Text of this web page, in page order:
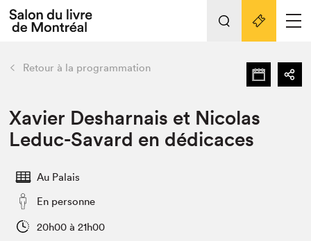
Tout sur l'édition 2022
Actualités
Club de lecture Braindate
retour Nos activités
Édition 2022
Planifier sa visite
Nous connaître
Liens pratiques
Retour à la programmation
Xavier Desharnais et Nicolas
Leduc-Savard en dédicaces
Au Palais
En personne
20h00 à 21h00